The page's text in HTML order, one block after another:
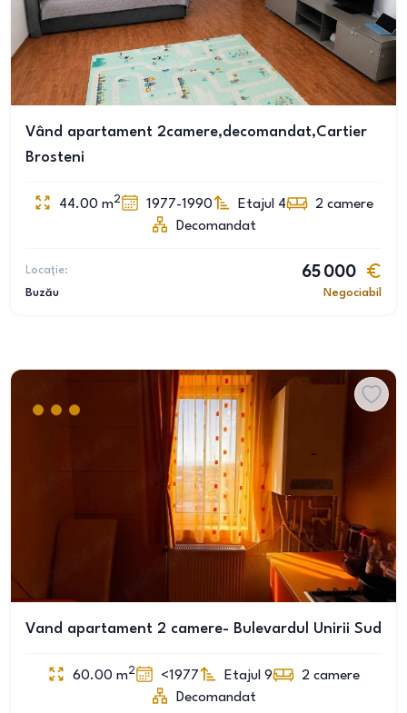
Vând apartament 2camere,decomandat,Cartier
Brosteni
44.00 m2 1977-1990 Etajul 4 2 camere
Decomandat
Locație:
Buzău
65 000
Negociabil
Vand apartament 2 camere- Bulevardul Unirii Sud
60.00 m2 <1977 Etajul 9 2 camere
Decomandat